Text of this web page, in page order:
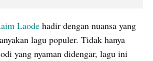
Laode hadir dengan nuansa yang
lagu populer. Tidak hanya
yang nyaman didengar, lagu ini